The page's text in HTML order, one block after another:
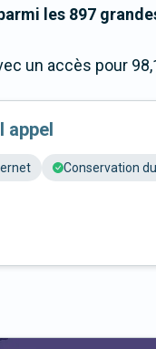
les 897
un accès pour
appel
Conservation